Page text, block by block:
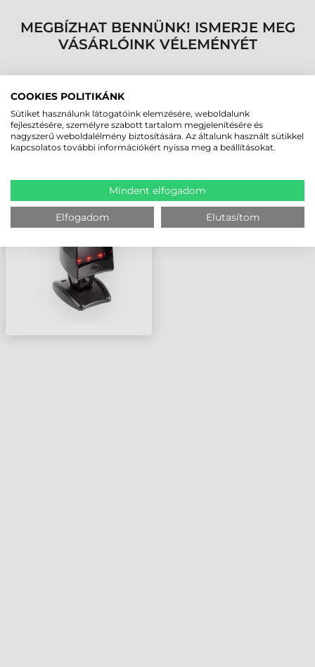
MEGBÍZHAT BENNÜNK! ISMERJE MEG
VÁSÁRLÓINK VÉLEMÉNYÉT
LEGUTÓBB MEGTEKINTETT TERMÉKEK
1100I
VONALKÓDOLVASÓ
COOKIES POLITIKÁNK
Sütiket használunk látogatóink elemzésére, weboldalunk
fejlesztésére, személyre szabott tartalom megjelenítésére és
nagyszerű weboldalélmény biztosítására. Az általunk használt sütikkel
kapcsolatos további információkért nyissa meg a beállításokat.
Mindent elfogadom
Elfogadom Elutasítom